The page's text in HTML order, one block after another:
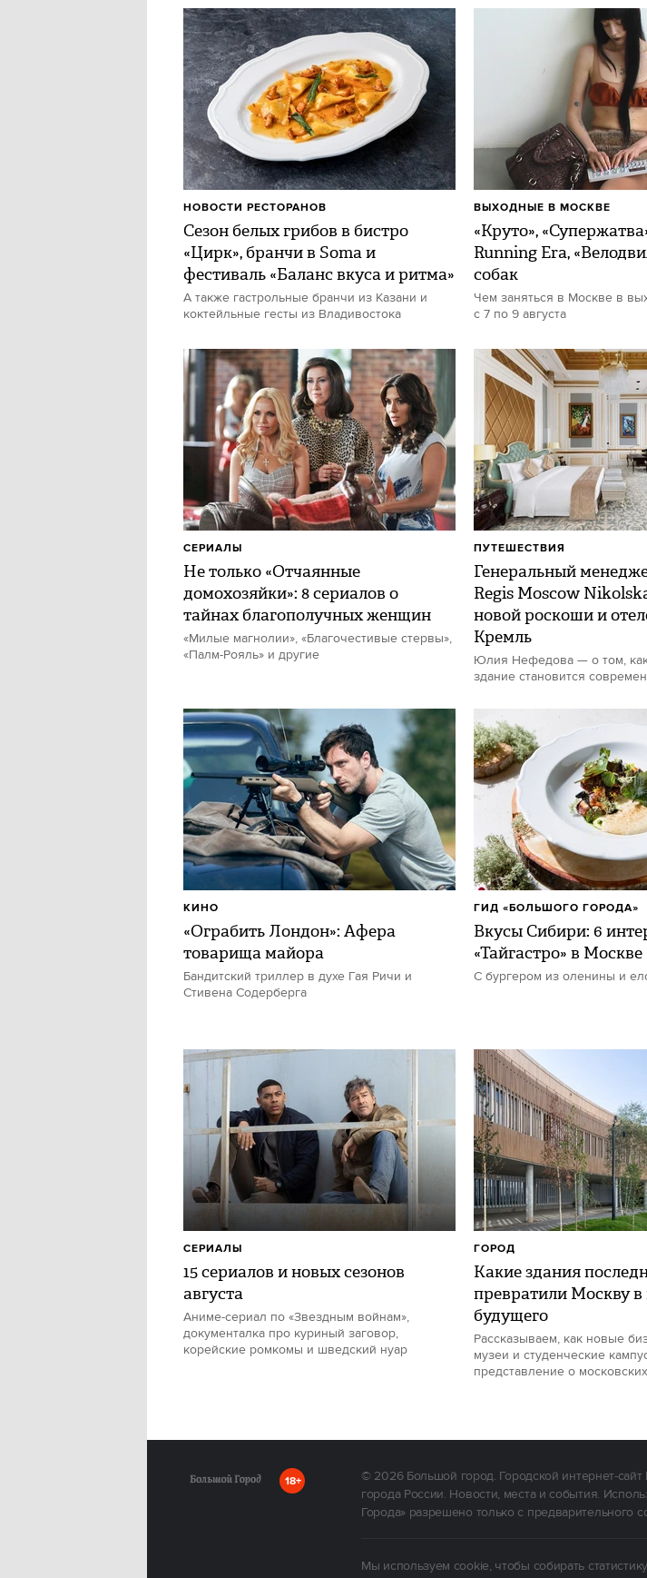
Сезон белых грибов в бистро
«Цирк», бранчи в Soma и
фестиваль «Баланс вкуса и ритма»
А также гастрольные бранчи из Казани и
коктейльные гесты из Владивостока
НОВОСТИ РЕСТОРАНОВ
«Круто»,
Running Era,
собак
Чем заняться в Москве в
с 7 по 9 августа
ВЫХОДНЫЕ В МОСКВЕ
Не только «Отчаянные
домохозяйки»: 8 сериалов о
тайнах благополучных женщин
«Милые магнолии», «Благочестивые стервы»,
«Палм-Рояль» и другие
СЕРИАЛЫ
Генеральный
Regis Moscow
новой роскоши и
Кремль
Юлия Нефедова — о том,
здание становится
ПУТЕШЕСТВИЯ
«Ограбить Лондон»: Афера
товарища майора
Бандитский триллер в духе Гая Ричи и
Стивена Содерберга
КИНО
Вкусы Сибири: 6
«Тайгастро» в Москве
С бургером из оленины и
ГИД «БОЛЬШОГО ГОРОДА»
15 сериалов и новых сезонов
августа
Аниме-сериал по «Звездным войнам»,
документалка про куриный заговор,
корейские ромкомы и шведский нуар
СЕРИАЛЫ
Какие здания
превратили Москву в
будущего
Рассказываем, как новые
музеи и студенческие
представление о
ГОРОД
18+ © 2026Большой город. Городской интернет-
города России. Новости, места и события.
Города» разрешено только с предварительного
Мы используем cookie, чтобы собирать